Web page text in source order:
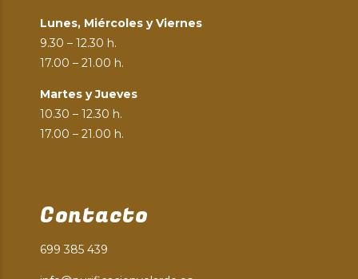
Lunes, Miércoles y Viernes
9.30 – 12.30 h.
17.00 – 21.00 h.
Martes y Jueves
10.30 – 12.30 h.
17.00 – 21.00 h.
Contacto
699 385 439